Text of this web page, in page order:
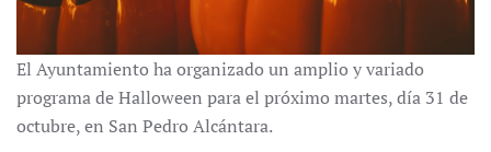
El Ayuntamiento ha organizado un amplio y variado
programa de Halloween para el próximo martes, día 31 de
octubre, en San Pedro Alcántara.